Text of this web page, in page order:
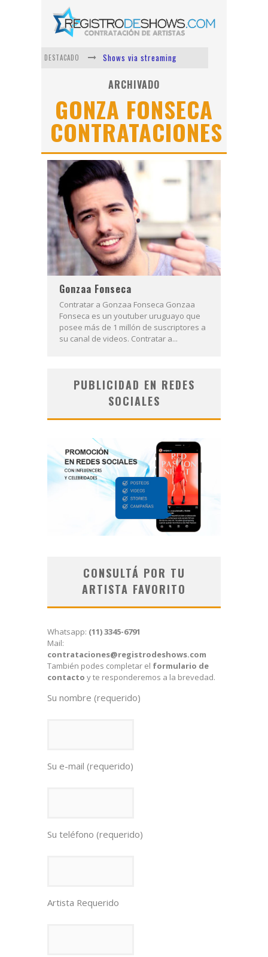
DESTACADO
Shows via streaming
Lit Killah
Nicki Nicole
Duki
Vi Em
Los Ángeles Azules
ARCHIVADO
GONZA FONSECA
CONTRATACIONES
Gonzaa Fonseca
Contratar a Gonzaa Fonseca Gonzaa
Fonseca es un youtuber uruguayo que
posee más de 1 millón de suscriptores a
su canal de videos. Contratar a...
PUBLICIDAD EN REDES
SOCIALES
CONSULTÁ POR TU
ARTISTA FAVORITO
Whatsapp: (11) 3345-6791
Mail:
contrataciones@registrodeshows.com
También podes completar el formulario de
contacto y te responderemos a la brevedad.
Su nombre (requerido)
Su e-mail (requerido)
Su teléfono (requerido)
Artista Requerido